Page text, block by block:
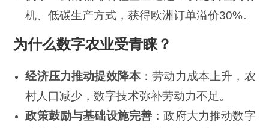
机、低碳生产方式，获得欧洲订单溢价30%。
为什么数字农业受青睐？
经济压力推动提效降本 ：劳动力成本上升，农
村人口减少，数字技术弥补劳动力不足。
政策鼓励与基础设施完善 ：政府大力推动数字